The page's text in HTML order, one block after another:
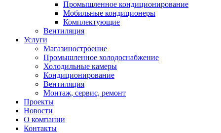
Промышленное кондиционирование
Мобильные кондиционеры
Комплектующие
Вентиляция
Услуги
Магазиностроение
Промышленное холодоснабжение
Холодильные камеры
Кондиционирование
Вентиляция
Монтаж, сервис, ремонт
Проекты
Новости
О компании
Контакты